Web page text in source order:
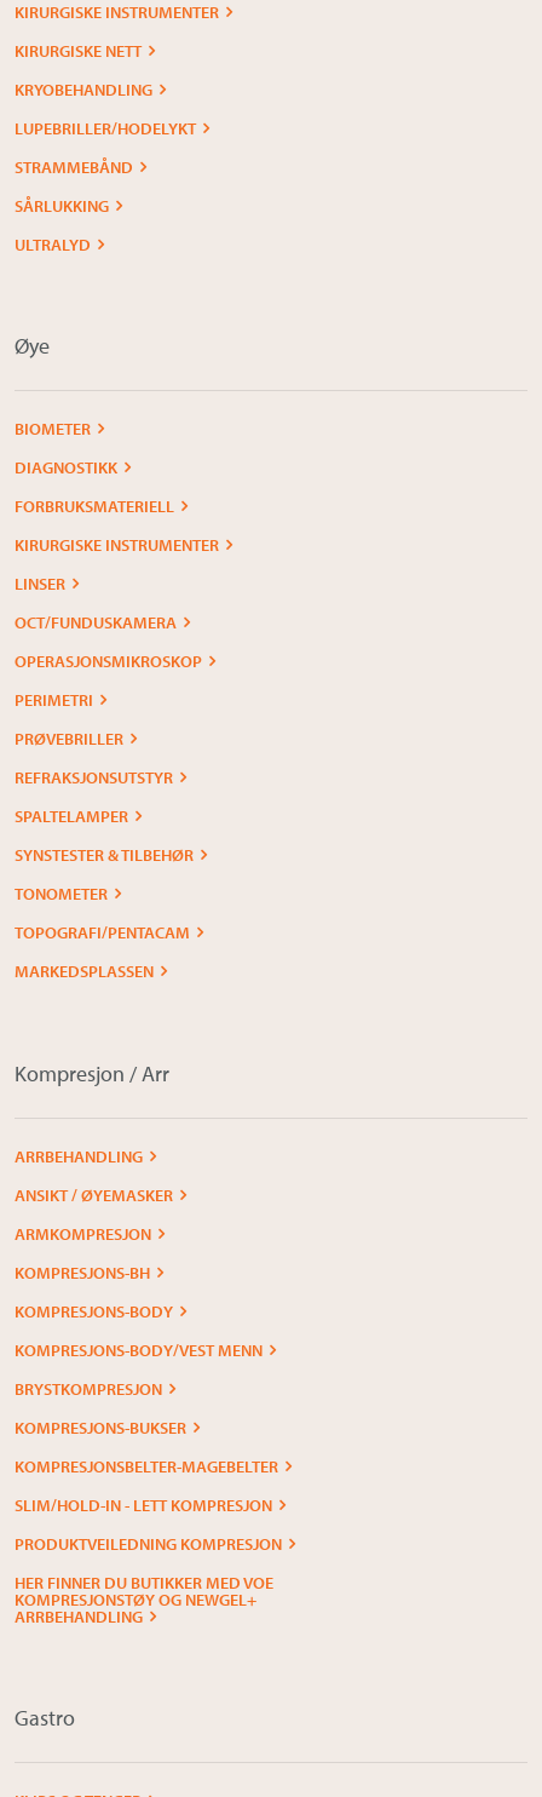
KIRURGISKE INSTRUMENTER
KIRURGISKE NETT
KRYOBEHANDLING
LUPEBRILLER/HODELYKT
STRAMMEBÅND
SÅRLUKKING
ULTRALYD
Øye
BIOMETER
DIAGNOSTIKK
FORBRUKSMATERIELL
KIRURGISKE INSTRUMENTER
LINSER
OCT/FUNDUSKAMERA
OPERASJONSMIKROSKOP
PERIMETRI
PRØVEBRILLER
REFRAKSJONSUTSTYR
SPALTELAMPER
SYNSTESTER & TILBEHØR
TONOMETER
TOPOGRAFI/PENTACAM
MARKEDSPLASSEN
Kompresjon / Arr
ARRBEHANDLING
ANSIKT / ØYEMASKER
ARMKOMPRESJON
KOMPRESJONS-BH
KOMPRESJONS-BODY
KOMPRESJONS-BODY/VEST MENN
BRYSTKOMPRESJON
KOMPRESJONS-BUKSER
KOMPRESJONSBELTER-MAGEBELTER
SLIM/HOLD-IN - LETT KOMPRESJON
PRODUKTVEILEDNING KOMPRESJON
HER FINNER DU BUTIKKER MED VOE
KOMPRESJONSTØY OG NEWGEL+
ARRBEHANDLING
Gastro